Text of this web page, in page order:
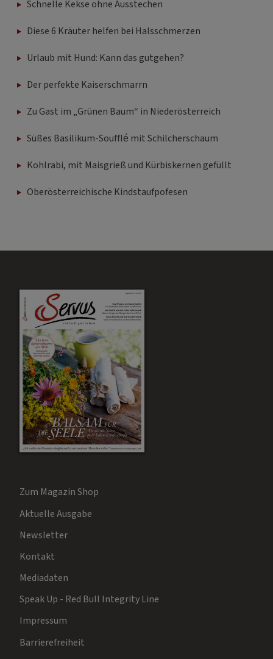
Schnelle Kekse ohne Ausstechen
Diese 6 Kräuter helfen bei Halsschmerzen
Urlaub mit Hund: Kann das gutgehen?
Der perfekte Kaiserschmarrn
Zu Gast im „Grünen Baum“ in Niederösterreich
Süßes Basilikum-Soufflé mit Schilcherschaum
Kohlrabi, mit Maisgrieß und Kürbiskernen gefüllt
Oberösterreichische Kindstaufpofesen
Zum Magazin Shop
Aktuelle Ausgabe
Newsletter
Kontakt
Mediadaten
Speak Up - Red Bull Integrity Line
Impressum
Barrierefreiheit